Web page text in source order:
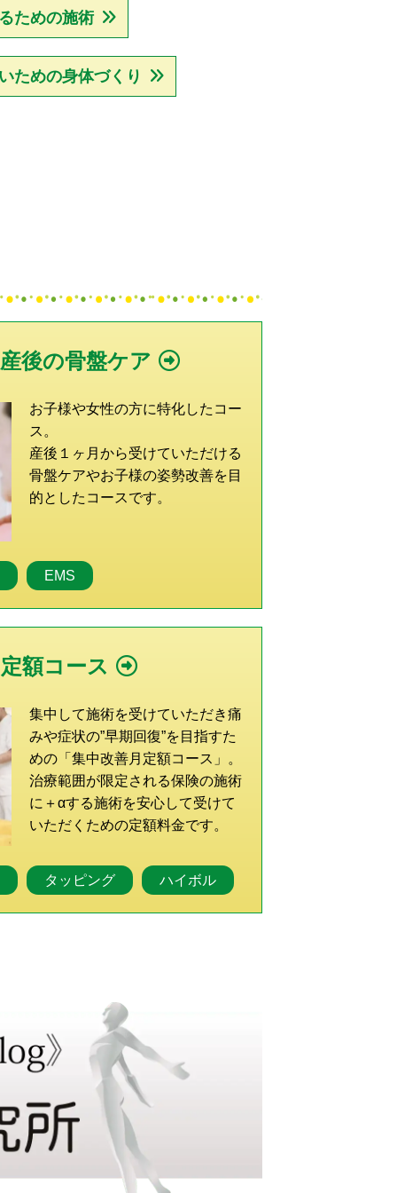
ための施術
ための身体づくり
後の骨盤ケア
お子様や女性の方に特化したコー
ス。
産後１ヶ月から受けていただける
骨盤ケアやお子様の姿勢改善を目
的としたコースです。
EMS
額コース
集中して施術を受けていただき痛
みや症状の”早期回復”を目指すた
めの「集中改善月定額コース」。
治療範囲が限定される保険の施術
に＋αする施術を安心して受けて
いただくための定額料金です。
タッピング ハイボル